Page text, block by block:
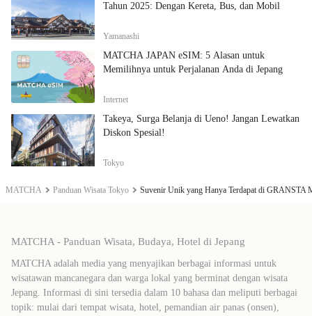
MATCHA Panduan Wisata Tokyo Suvenir Unik yang Hanya Terdapat di
Tahun 2025: Dengan Kereta, Bus, dan Mobil
Yamanashi
MATCHA JAPAN eSIM: 5 Alasan untuk
Memilihnya untuk Perjalanan Anda di Jepang
Internet
Takeya, Surga Belanja di Ueno! Jangan Lewatkan
Diskon Spesial!
Tokyo
MATCHA - Panduan Wisata, Budaya, Hotel di Jepang
MATCHA adalah media yang menyajikan berbagai informasi untuk
wisatawan mancanegara dan warga lokal yang berminat dengan wisata
Jepang. Informasi di sini tersedia dalam 10 bahasa dan meliputi berbagai
topik: mulai dari tempat wisata, hotel, pemandian air panas (onsen),